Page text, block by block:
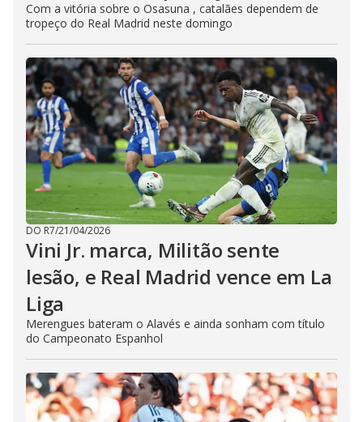
Com a vitória sobre o Osasuna , catalães dependem de
tropeço do Real Madrid neste domingo
DO R7/21/04/2026
Vini Jr. marca, Militão sente
lesão, e Real Madrid vence em La
Liga
Merengues bateram o Alavés e ainda sonham com título
do Campeonato Espanhol